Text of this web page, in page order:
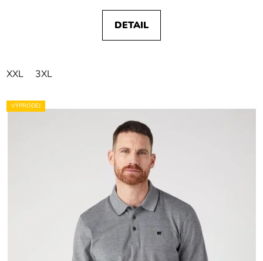
DETAIL
XXL 3XL
VÝPRODEJ